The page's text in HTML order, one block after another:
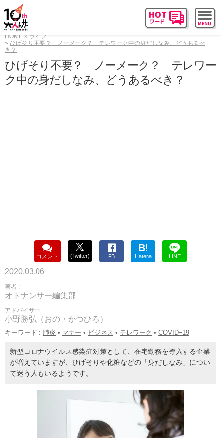
HOME
ライフ
ひげそり不要？ ノーメーク？ テレワーク中の身だしなみ、どうあるべ
き？
ひげそり不要？ ノーメーク？ テレワー
ク中の身だしなみ、どうあるべき？
コメント (Twitter) FB
B!
Hatena LINE
2020.03.06
著者 :
オトナンサー編集部
アドバイザー :
小野勝弘（おの・かつひろ）
キーワード : 肺炎 • マナー • ビジネス • テレワーク • COVID−19
新型コロナウイルス感染症対策として、在宅勤務を導入する企業
が増えていますが、ひげそりや化粧などの「身だしなみ」につい
て迷う人もいるようです。